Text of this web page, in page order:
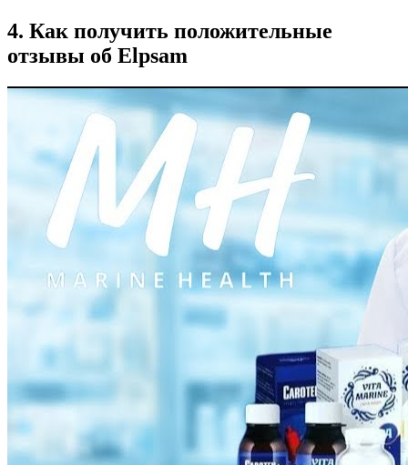
4. Как получить положительные
отзывы об Elpsam